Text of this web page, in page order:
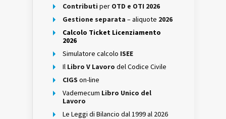
Contributi per OTD e OTI 2026
Gestione separata – aliquote 2026
Calcolo Ticket Licenziamento
2026
Simulatore calcolo ISEE
Il Libro V Lavoro del Codice Civile
CIGS on-line
Vademecum Libro Unico del
Lavoro
Le Leggi di Bilancio dal 1999 al 2026